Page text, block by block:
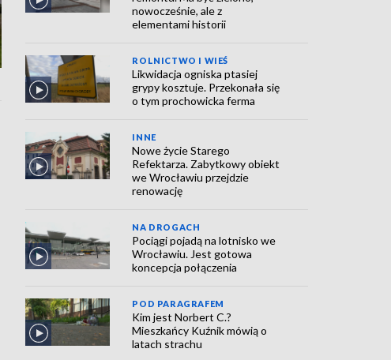
nowocześnie, ale z
elementami historii
ROLNICTWO I WIEŚ
Likwidacja ogniska ptasiej
grypy kosztuje. Przekonała się
o tym prochowicka ferma
INNE
Nowe życie Starego
Refektarza. Zabytkowy obiekt
we Wrocławiu przejdzie
renowację
NA DROGACH
Pociągi pojadą na lotnisko we
Wrocławiu. Jest gotowa
koncepcja połączenia
POD PARAGRAFEM
Kim jest Norbert C.?
Mieszkańcy Kuźnik mówią o
latach strachu